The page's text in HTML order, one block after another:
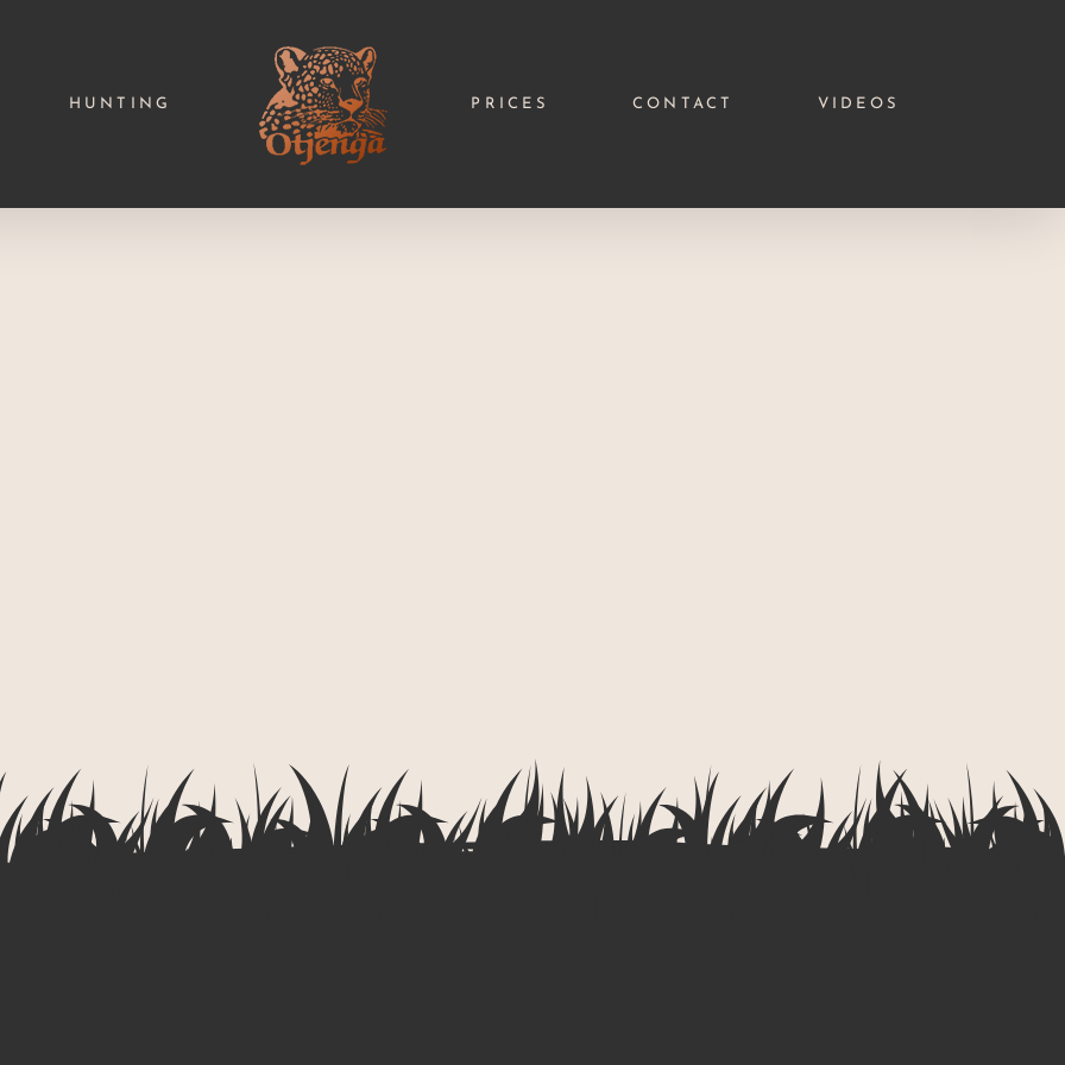
HUNTING PRICES CONTACT VIDEOS